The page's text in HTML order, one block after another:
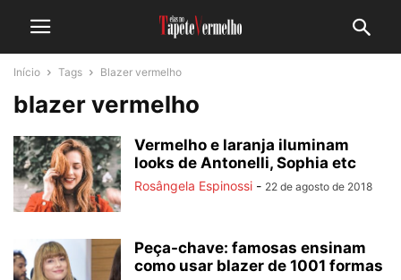
Início Tags Blazer vermelho
blazer vermelho
Vermelho e laranja iluminam
looks de Antonelli, Sophia etc
Rosângela Espinossi - 22 de agosto de 2018
Peça-chave: famosas ensinam
como usar blazer de 1001 formas